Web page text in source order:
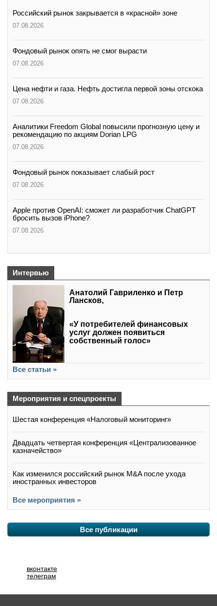
Российский рынок закрывается в «красной» зоне
07.08.2026
Фондовый рынок опять не смог вырасти
07.08.2026
Цена нефти и газа. Нефть достигла первой зоны отскока
07.08.2026
Аналитики Freedom Global повысили прогнозную цену и
рекомендацию по акциям Dorian LPG
07.08.2026
Фондовый рынок показывает слабый рост
07.08.2026
Apple против OpenAI: сможет ли разработчик ChatGPT
бросить вызов iPhone?
07.08.2026
Интервью
Анатолий Гавриленко и Петр
Лансков,
«У потребителей финансовых
услуг должен появиться
собственный голос»
Все статьи »
Мероприятия и спецпроекты
Шестая конференция «Налоговый мониторинг»
Двадцать четвертая конференция «Централизованное
казначейство»
Как изменился российский рынок M&A после ухода
иностранных инвесторов
Все мероприятия »
Все публикации
вконтакте
телеграм